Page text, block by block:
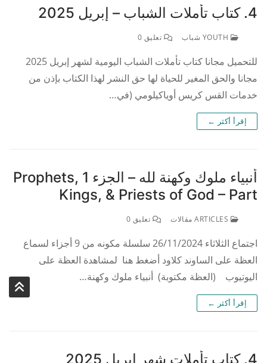
4. كتاب تأملات الشباب – إبريل 2025
تعليق 0
للتحميل مجانا كتاب تأملات الشباب اليومية لشهر إبريل 2025
مجانا والحق المغير للحياة لها حق النشر لهذا الكتاب بإذن من
خدمات القس كريس أوياكيلومي (في…
إقرأ أكثر ←
أنبياء ملوك وكهنة لله – الجزء 1 Prophets,
Kings, & Priests of God – Part
تعليق 0
اجتماع الثلاثاء 26/11/2024 سلسلة مكونه من 9 أجزاء لسماع
العظة على الساوند كلاود أضغط هنا لمشاهدة العظة على
اليوتيوب (العظة مكتوبة) أنبياء ملوك وكهنة…
إقرأ أكثر ←
4. كتاب تأملات شهر إبريل 2025